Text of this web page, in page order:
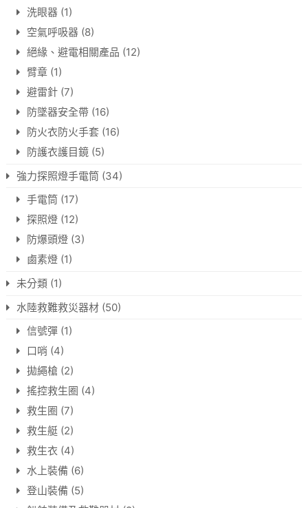
洗眼器 (1)
空氣呼吸器 (8)
絕緣、避電相關產品 (12)
臂章 (1)
避雷針 (7)
防墜器安全帶 (16)
防火衣防火手套 (16)
防護衣護目鏡 (5)
強力探照燈手電筒 (34)
手電筒 (17)
探照燈 (12)
防爆頭燈 (3)
鹵素燈 (1)
未分類 (1)
水陸救難救災器材 (50)
信號彈 (1)
口哨 (4)
拋繩槍 (2)
搖控救生圈 (4)
救生圈 (7)
救生艇 (2)
救生衣 (4)
水上裝備 (6)
登山裝備 (5)